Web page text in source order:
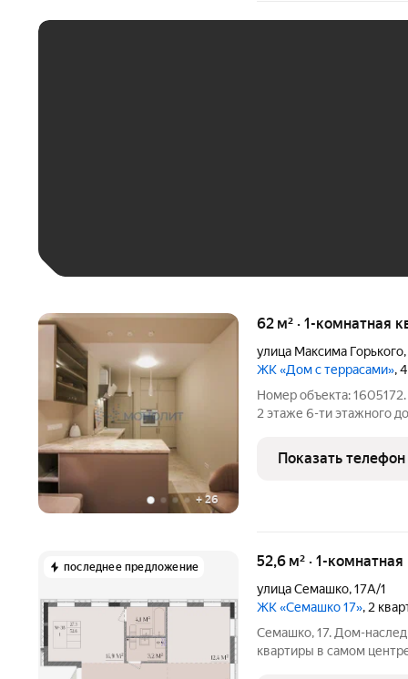
+ 26
62 м² · 1-комнатная
улица Максима Горького,
ЖК «Дом с террасами»,
Номер объекта:
2 этаже 6-ти этажного
Горького, 45. Рядом
Малая
Показать телефон
последнее предложение 52,6 м² · 1-
улица Семашко,17А/1
ЖК «Семашко 17», 2
Семашко, 17. Дом-
квартиры в самом